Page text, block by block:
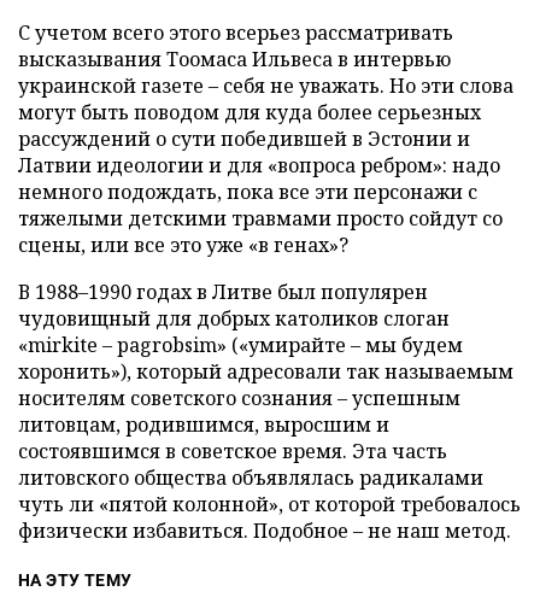
С учетом всего этого всерьез рассматривать
высказывания Тоомаса Ильвеса в интервью
украинской газете – себя не уважать. Но эти слова
могут быть поводом для куда более серьезных
рассуждений о сути победившей в Эстонии и
Латвии идеологии и для «вопроса ребром»: надо
немного подождать, пока все эти персонажи с
тяжелыми детскими травмами просто сойдут со
сцены, или все это уже «в генах»?
В 1988–1990 годах в Литве был популярен
чудовищный для добрых католиков слоган
«mirkite – pagrobsim» («умирайте – мы будем
хоронить»), который адресовали так называемым
носителям советского сознания – успешным
литовцам, родившимся, выросшим и
состоявшимся в советское время. Эта часть
литовского общества объявлялась радикалами
чуть ли «пятой колонной», от которой требовалось
физически избавиться. Подобное – не наш метод.
НА ЭТУ ТЕМУ